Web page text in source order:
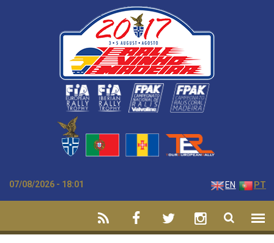
Passar para o conteúdo principal
07/08/2026 - 18:01 EN PT